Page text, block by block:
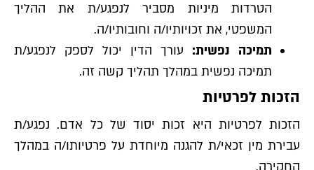
הטרדות מיניות מסביר לנפגע/ת את ההליך
המשפטי, את זכויותיו/ה וחובותיו/ה.
תמיכה נפשית: עורך הדין יכול לספק לנפגע/ת
תמיכה נפשית במהלך תהליך קשה זה.
הזכות לפרטיות
הזכות לפרטיות היא זכות יסוד של כל אדם. נפגע/ת
עבירת מין זכאי/ת להגנה מיוחדת על פרטיותו/ה במהלך